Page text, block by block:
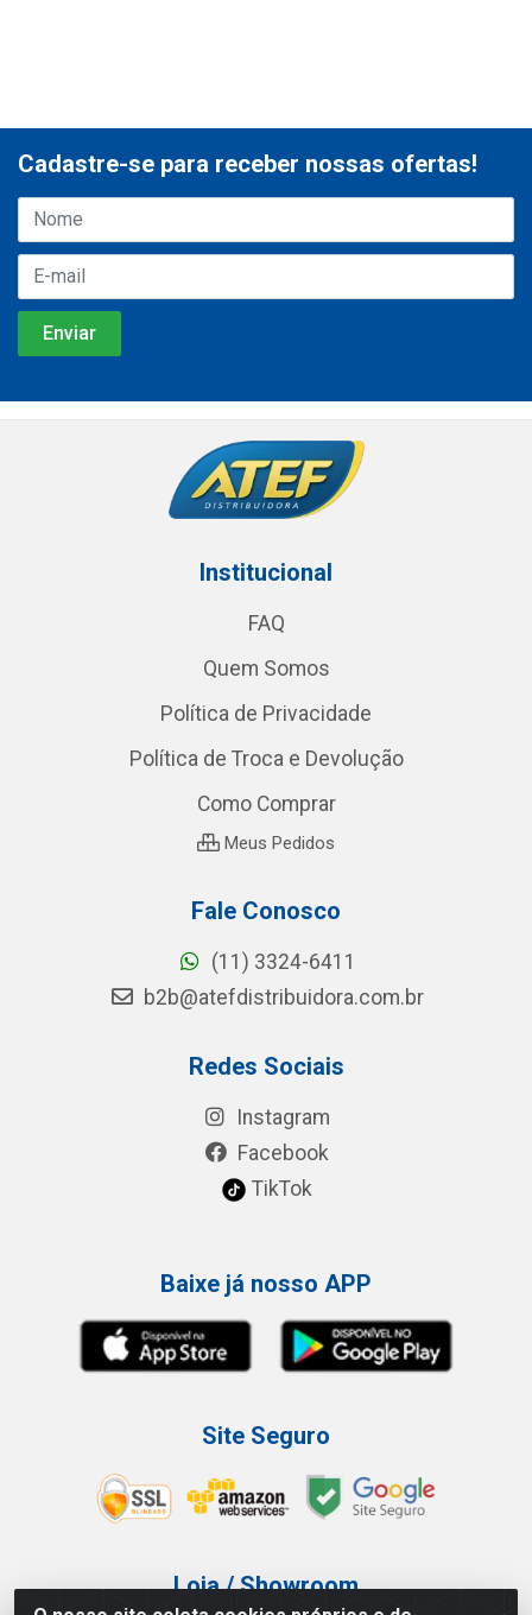
Cadastre-se para receber nossas ofertas!
Institucional
FAQ
Quem Somos
Política de Privacidade
Política de Troca e Devolução
Como Comprar
Meus Pedidos
Fale Conosco
(11) 3324-6411
b2b@atefdistribuidora.com.br
Redes Sociais
Instagram
Facebook
TikTok
Baixe já nosso APP
Site Seguro
Loja / Showroom